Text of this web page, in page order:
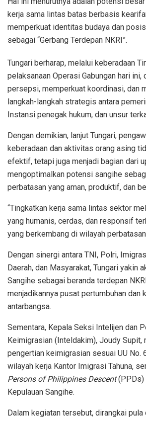
berkomitmen untuk mendukung upaya
memberikan solusi yang tepat,
dengan peraturan perundangundangan
ucapnya.
Bupati Michael Tungari dalam
sebagian masyarakat Sangihe memiliki
kekerabatan, dan tradisi dengan
bagian Selatan.
kerja sama lintas batas berbasis
memperkuat identitas budaya dan
sebagai “Gerbang Terdepan NKRI”.
Tungari berharap, melalui keberadaan
persepsi, memperkuat koordinasi, dan
langkah-langkah strategis antara
Instansi penegak hukum, dan unsur
Dengan demikian, lanjut Tungari,
keberadaan dan aktivitas orang asing
efektif, tetapi juga menjadi bagian dari
mengoptimalkan potensi sangihe
perbatasan yang aman, produktif, dan
“Tingkatkan kerja sama lintas sektor
yang humanis, cerdas, dan responsif
yang berkembang di wilayah
Dengan sinergi antara TNI, Polri,
Daerah, dan Masyarakat, Tungari yakin
menjadikannya pusat pertumbuhan dan